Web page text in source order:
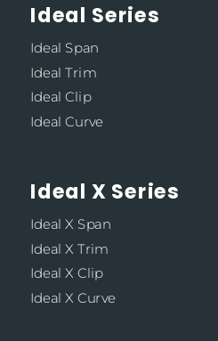
Ideal Series
Ideal Span
Ideal Trim
Ideal Clip
Ideal Curve
Ideal X Series
Ideal X Span
Ideal X Trim
Ideal X Clip
Ideal X Curve